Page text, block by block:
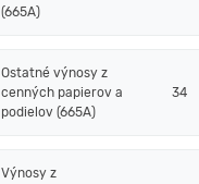
(665A)
Ostatné výnosy z
cenných papierov a
podielov (665A)
34
Výnosy z